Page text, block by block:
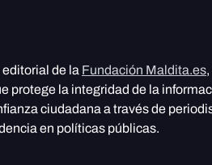
de la Fundación Maldita.es
protege la integridad de la
ciudadana a través de
en políticas públicas.